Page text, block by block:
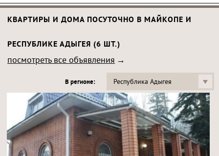
КВАРТИРЫ И ДОМА ПОСУТОЧНО В МАЙКОПЕ И
РЕСПУБЛИКЕ АДЫГЕЯ (6 ШТ.)
посмотреть все объявления
В регионе: Республика Адыгея